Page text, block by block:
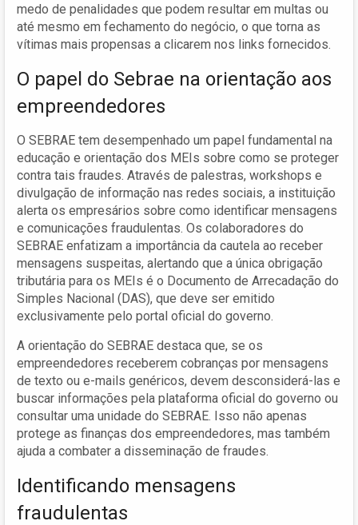
medo de penalidades que podem resultar em multas ou
até mesmo em fechamento do negócio, o que torna as
vítimas mais propensas a clicarem nos links fornecidos.
O papel do Sebrae na orientação aos
empreendedores
O SEBRAE tem desempenhado um papel fundamental na
educação e orientação dos MEIs sobre como se proteger
contra tais fraudes. Através de palestras, workshops e
divulgação de informação nas redes sociais, a instituição
alerta os empresários sobre como identificar mensagens
e comunicações fraudulentas. Os colaboradores do
SEBRAE enfatizam a importância da cautela ao receber
mensagens suspeitas, alertando que a única obrigação
tributária para os MEIs é o Documento de Arrecadação do
Simples Nacional (DAS), que deve ser emitido
exclusivamente pelo portal oficial do governo.
A orientação do SEBRAE destaca que, se os
empreendedores receberem cobranças por mensagens
de texto ou e-mails genéricos, devem desconsiderá-las e
buscar informações pela plataforma oficial do governo ou
consultar uma unidade do SEBRAE. Isso não apenas
protege as finanças dos empreendedores, mas também
ajuda a combater a disseminação de fraudes.
Identificando mensagens
fraudulentas